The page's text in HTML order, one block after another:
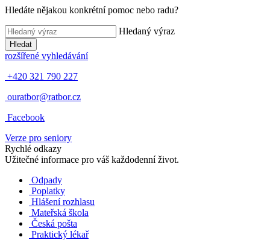
Hledáte nějakou konkrétní pomoc nebo radu?
Hledaný výraz
Hledat
rozšířené vyhledávání
+420 321 790 227
ouratbor@ratbor.cz
Facebook
Verze pro seniory
Rychlé odkazy
Užitečné informace pro váš každodenní život.
Odpady
Poplatky
Hlášení rozhlasu
Mateřská škola
Česká pošta
Praktický lékař